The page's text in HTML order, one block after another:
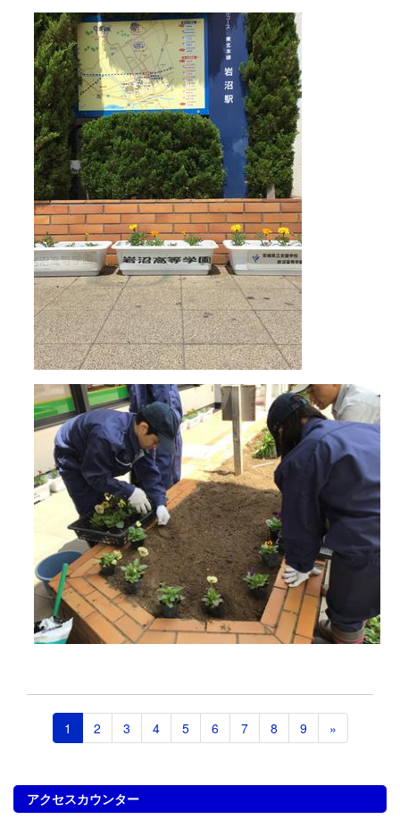
1 2 3 4 5 6 7 8 9 »
アクセスカウンター